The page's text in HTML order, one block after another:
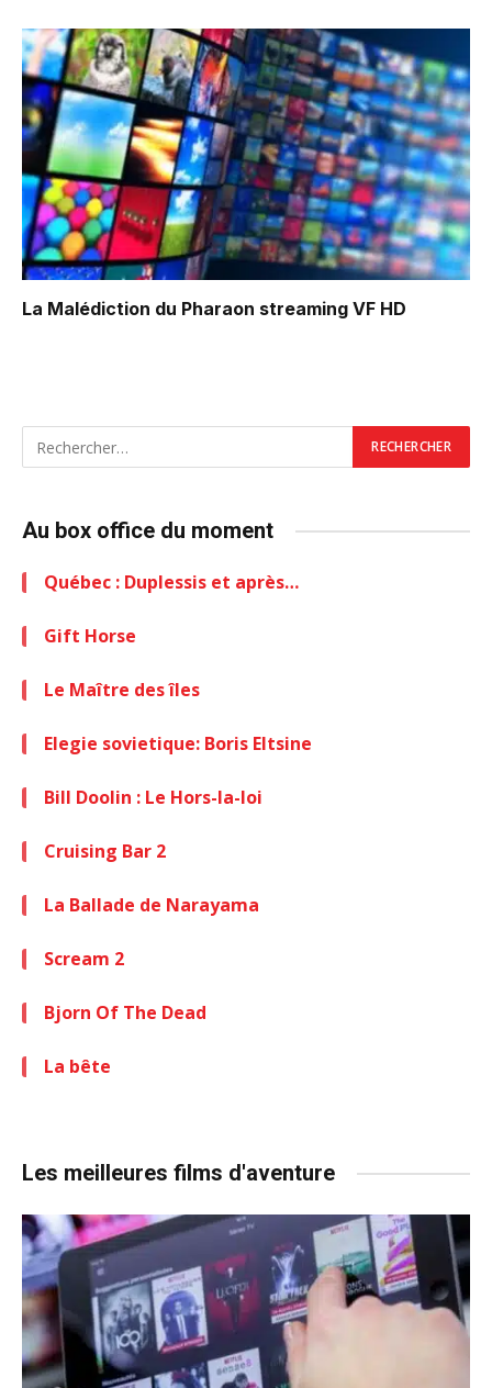
La Malédiction du Pharaon streaming VF HD
Au box office du moment
Québec : Duplessis et après…
Gift Horse
Le Maître des îles
Elegie sovietique: Boris Eltsine
Bill Doolin : Le Hors-la-loi
Cruising Bar 2
La Ballade de Narayama
Scream 2
Bjorn Of The Dead
La bête
Les meilleures films d'aventure